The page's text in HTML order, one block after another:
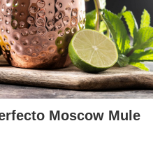
Moscow Mule